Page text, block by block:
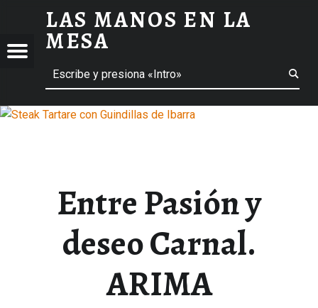
ENTRE PASIÓN Y DESEO CARNAL. ARIMA - LAS MANOS EN LA MESA
LAS MANOS EN LA
MESA
Menúde entradas
Buscar
Entre Pasión y
deseo Carnal.
ARIMA